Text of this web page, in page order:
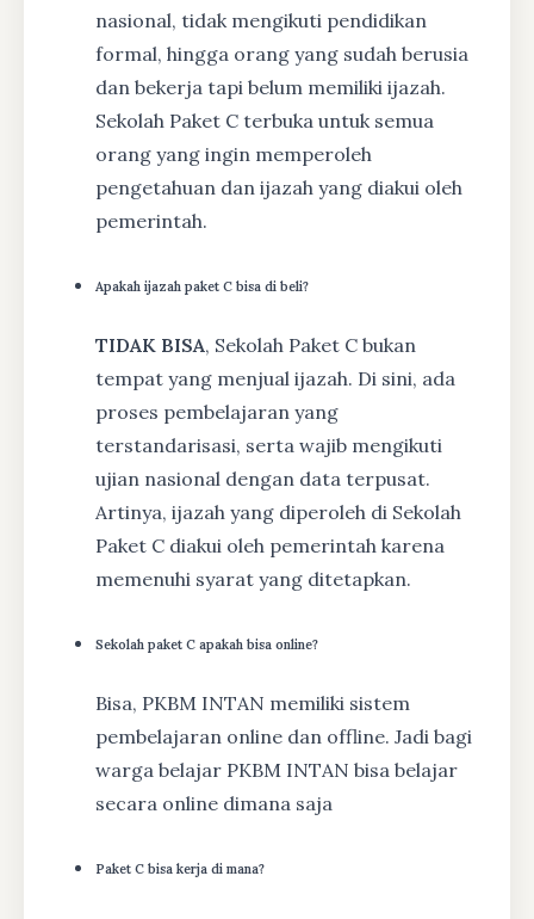
nasional, tidak mengikuti pendidikan
formal, hingga orang yang sudah berusia
dan bekerja tapi belum memiliki ijazah.
Sekolah Paket C terbuka untuk semua
orang yang ingin memperoleh
pengetahuan dan ijazah yang diakui oleh
pemerintah.
Apakah ijazah paket C bisa di beli?
TIDAK BISA, Sekolah Paket C bukan
tempat yang menjual ijazah. Di sini, ada
proses pembelajaran yang
terstandarisasi, serta wajib mengikuti
ujian nasional dengan data terpusat.
Artinya, ijazah yang diperoleh di Sekolah
Paket C diakui oleh pemerintah karena
memenuhi syarat yang ditetapkan.
Sekolah paket C apakah bisa online?
Bisa, PKBM INTAN memiliki sistem
pembelajaran online dan offline. Jadi bagi
warga belajar PKBM INTAN bisa belajar
secara online dimana saja
Paket C bisa kerja di mana?